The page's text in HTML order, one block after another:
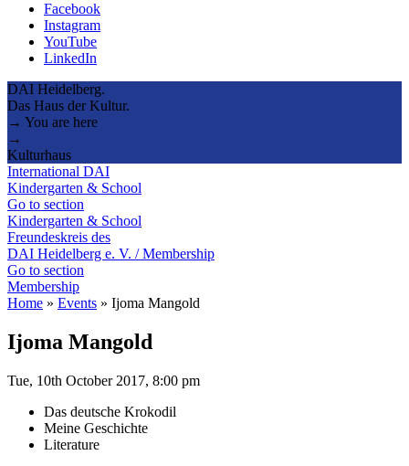
Facebook
Instagram
YouTube
LinkedIn
DAI Heidelberg.
Das Haus der Kultur.
→ You are here
→
Kulturhaus
International DAI
Kindergarten & School
Go to section
Kindergarten & School
Freundeskreis des
DAI Heidelberg e. V. / Membership
Go to section
Membership
Home » Events » Ijoma Mangold
Ijoma Mangold
Tue, 10th October 2017, 8:00 pm
Das deutsche Krokodil
Meine Geschichte
Literature